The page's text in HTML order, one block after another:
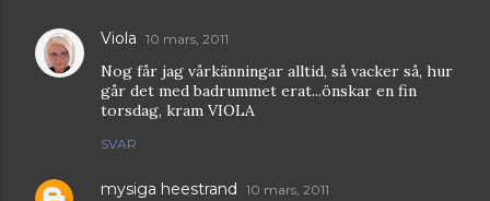
Viola 10 mars, 2011
Nog får jag vårkänningar alltid, så vacker så, hur
går det med badrummet erat...önskar en fin
torsdag, kram VIOLA
SVAR
mysiga heestrand 10 mars, 2011